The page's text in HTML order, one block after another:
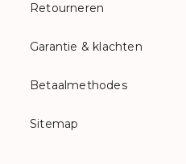
Retourneren
Garantie & klachten
Betaalmethodes
Sitemap